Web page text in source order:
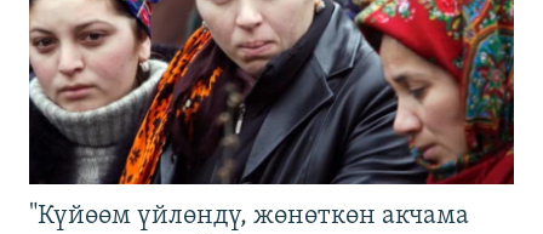
"Күйөөм үйлөндү, жөнөткөн акчама